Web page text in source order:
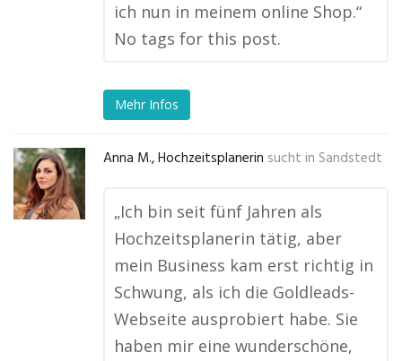
ich nun in meinem online Shop.“
No tags for this post.
Mehr Infos
Anna M., Hochzeitsplanerin sucht in Sandstedt
„Ich bin seit fünf Jahren als
Hochzeitsplanerin tätig, aber
mein Business kam erst richtig in
Schwung, als ich die Goldleads-
Webseite ausprobiert habe. Sie
haben mir eine wunderschöne,